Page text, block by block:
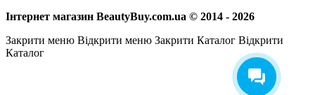
Інтернет магазин BeautyBuy.com.ua © 2014 - 2026
Закрити меню Відкрити меню Закрити Каталог Відкрити
Каталог